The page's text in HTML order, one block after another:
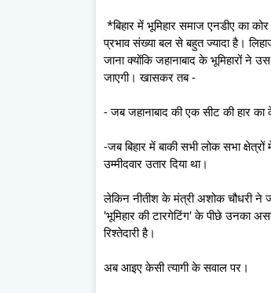
*बिहार में भूमिहार समाज एनडीए का
प्रभाव संख्या बल से बहुत ज्यादा है।
जाना क्योंकि जहानाबाद के भूमिहारों ने
जाएगी। खासकर तब -
- जब जहानाबाद की एक सीट की हार
-जब बिहार में बाकी सभी लोक सभा
उम्मीदवार उतार दिया था।
लेकिन नीतीश के मंत्री अशोक चौधरी ने
'भूमिहार की टारगेटिंग' के पीछे उनका
रिश्तेदारी है।
अब आइए केसी त्यागी के सवाल पर।